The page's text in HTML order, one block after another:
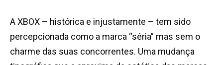
A XBOX – histórica e injustamente – tem sido
percepcionada como a marca “séria” mas sem o
charme das suas concorrentes. Uma mudança